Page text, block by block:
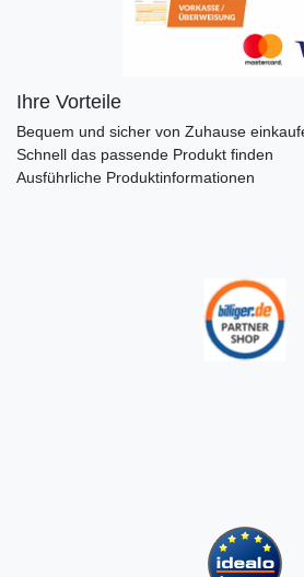
Ihre Vorteile
Bequem und sicher von Zuhause
Schnell das passende Produkt finden
Ausführliche Produktinformationen